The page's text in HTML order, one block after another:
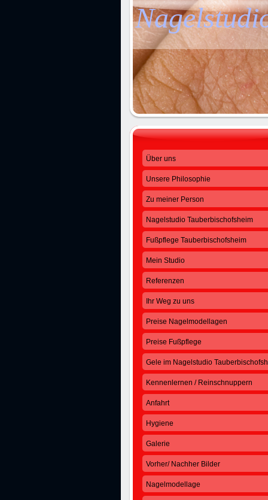
Über uns
Unsere Philosophie
Zu meiner Person
Nagelstudio Tauberbischofsheim
Fußpflege Tauberbischofsheim
Mein Studio
Referenzen
Ihr Weg zu uns
Preise Nagelmodellagen
Preise Fußpflege
Gele im Nagelstudio
Kennenlernen / Reinschnuppern
Anfahrt
Hygiene
Galerie
Vorher/ Nachher Bilder
Nagelmodellage